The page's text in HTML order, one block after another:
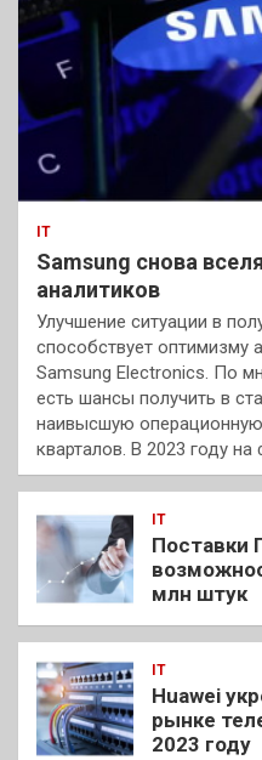
IT
Samsung снова
аналитиков
Улучшение ситуации в
способствует оптимизму
Samsung Electronics. По
есть шансы получить в
наивысшую
кварталов. В 2023 году
IT
Поставки
млн штук
IT
Huawei
рынке
2023 году